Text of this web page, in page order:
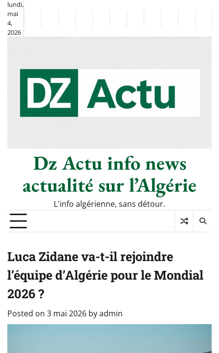
Skip
content
lundi,
mai
4,
2026
FlashSportclasséDiasporaChronique
–
Le
Thé
CultureMondeSociétéÉconomie
Tech
Dz Actu info news
actualité sur l’Algérie
L'info algérienne, sans détour.
Luca Zidane va-t-il rejoindre
l’équipe d’Algérie pour le Mondial
2026 ?
Posted on 3 mai 2026 byadmin